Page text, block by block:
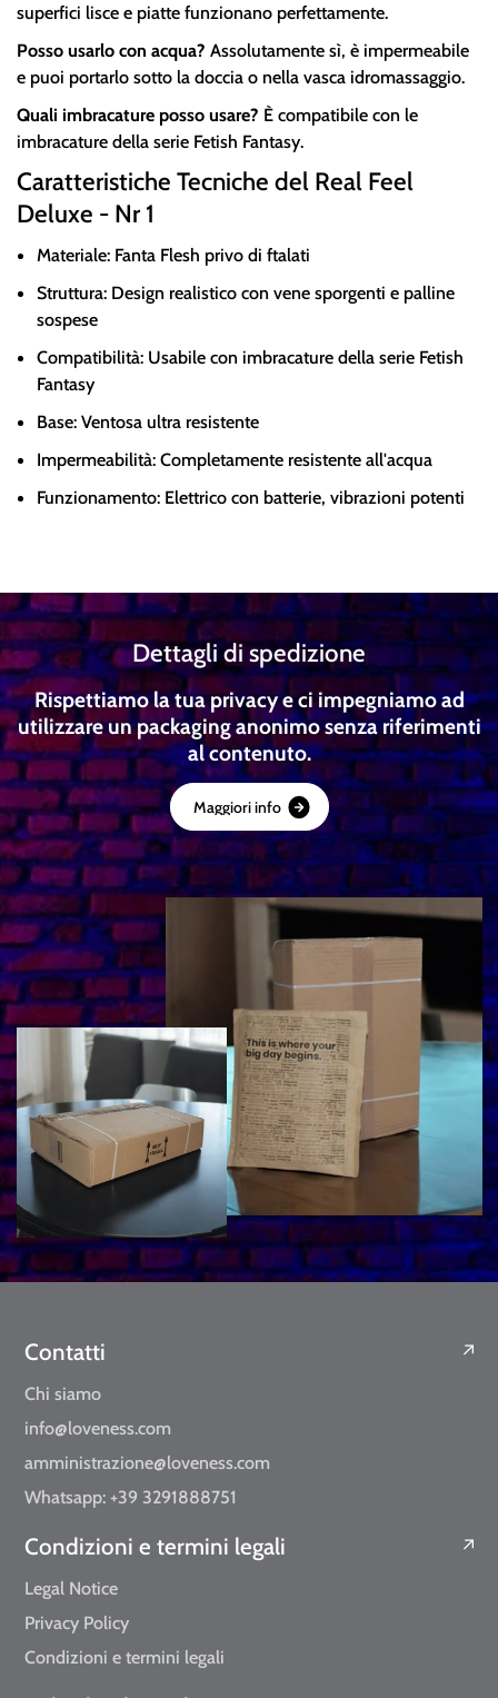
superfici lisce e piatte funzionano perfettamente.
Posso usarlo con acqua? Assolutamente sì, è impermeabile
e puoi portarlo sotto la doccia o nella vasca idromassaggio.
Quali imbracature posso usare? È compatibile con le
imbracature della serie Fetish Fantasy.
Caratteristiche Tecniche del Real Feel
Deluxe - Nr 1
Materiale: Fanta Flesh privo di ftalati
Struttura: Design realistico con vene sporgenti e palline
sospese
Compatibilità: Usabile con imbracature della serie Fetish
Fantasy
Base: Ventosa ultra resistente
Impermeabilità: Completamente resistente all'acqua
Funzionamento: Elettrico con batterie, vibrazioni potenti
Dettagli di spedizione
Rispettiamo la tua privacy e ci impegniamo ad
utilizzare un packaging anonimo senza riferimenti
al contenuto.
Maggioriinfo
Contatti
Chi siamo
info@loveness.com
amministrazione@loveness.com
Whatsapp: +39 3291888751
Condizioni e termini legali
Legal Notice
Privacy Policy
Condizioni e termini legali